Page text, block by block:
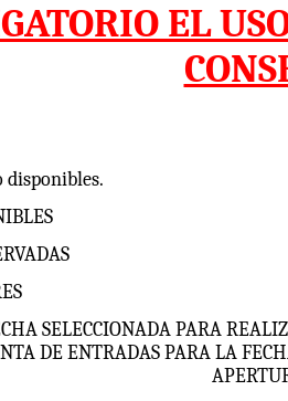
EL
disponibles.
SELECCIONADA PARA
DE ENTRADAS PARA LA